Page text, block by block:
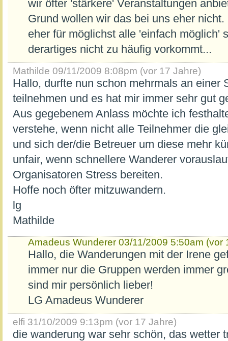
wir öfter 'stärkere' Veranstaltungen
Grund wollen wir das bei uns eher
eher für möglichst alle 'einfach möglich'
derartiges nicht zu häufig vorkommt...
Mathilde 09/11/2009 8:08pm (vor 17 Jahre)
Hallo, durfte nun schon mehrmals an einer
teilnehmen und es hat mir immer sehr gut
Aus gegebenem Anlass möchte ich
verstehe, wenn nicht alle Teilnehmer die
und sich der/die Betreuer um diese mehr
unfair, wenn schnellere Wanderer
Organisatoren Stress bereiten.
Hoffe noch öfter mitzuwandern.
lg
Mathilde
Amadeus Wunderer 03/11/2009 5:50am (vor
Hallo, die Wanderungen mit der Irene
immer nur die Gruppen werden immer
sind mir persönlich lieber!
LG Amadeus Wunderer
elfi 31/10/2009 9:13pm (vor 17 Jahre)
die wanderung war sehr schön, das wetter